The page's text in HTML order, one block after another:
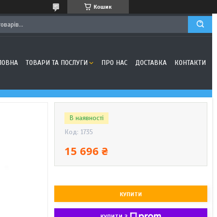
Кошик
ТОВАРИ ТА ПОСЛУГИ ПРО НАС ДОСТАВКА КОНТАКТИ
В наявності
Код: 1735
15 696 ₴
КУПИТИ